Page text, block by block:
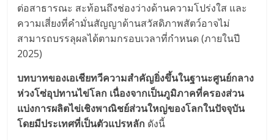
ต่อสาธารณะ สะท้อนถึงช่องว่างด้านความโปร่งใส และ
ความเสี่ยงที่คำมั่นสัญญาด้านสวัสดิภาพสัตว์อาจไม่
สามารถบรรลุผลได้ตามกรอบเวลาที่กำหนด (ภายในปี
2025)
บทบาทของเอเชียทวีความสำคัญยิ่งขึ้นในฐานะศูนย์กลาง
ห่วงโซ่อุปทานไข่โลก เนื่องจากเป็นภูมิภาคที่ครองส่วน
แบ่งการผลิตไข่เชิงพาณิชย์ส่วนใหญ่ของโลกในปัจจุบัน
โดยมีประเทศที่เป็นตัวแปรหลัก ดังนี้